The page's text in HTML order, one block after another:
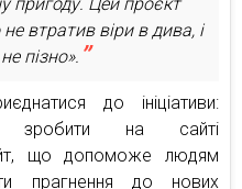
втратив віри в дива, і
пізно».
до ініціативи:
зробити на сайті
що допоможе людям
прагнення до нових